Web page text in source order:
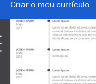
Criar o meu currículo